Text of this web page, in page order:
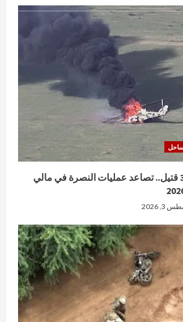
36 هجوماً ونحو 300 قتيل.. تصاعد عمليات النصرة في مالي
3, 2026